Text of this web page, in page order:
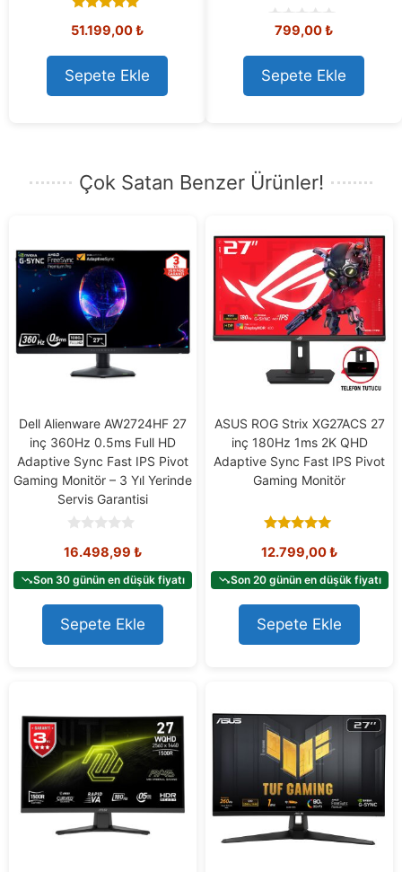
out of 5
51.199,00₺
Sepete Ekle
0
u
t
o
f
799,00₺
Sepete Ekle
Çok Satan Benzer Ürünler!
Dell Alienware AW2724HF 27
inç 360Hz 0.5ms Full HD
Adaptive Sync Fast IPS Pivot
Gaming Monitör – 3 Yıl Yerinde
Servis Garantisi
o
t
o
f
5
16.498,99 ₺
Son 30 günün en düşük fiyatı
Sepete Ekle
ASUS ROG Strix XG27ACS 27
inç 180Hz 1ms 2K QHD
Adaptive Sync Fast IPS Pivot
Gaming Monitör
out of 5
12.799,00₺
Son 20 günün en düşük fiyatı
Sepete Ekle